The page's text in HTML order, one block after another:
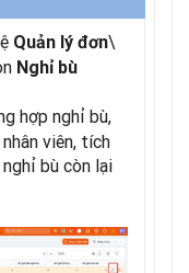
Quản lý đơn\
Nghỉ bù
hợp nghỉ bù,
viên, tích
bù còn lại